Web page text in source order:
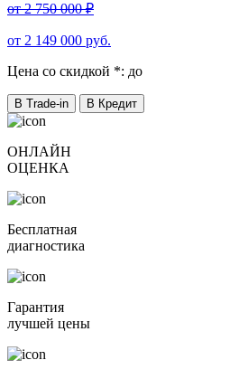
от2 750 000₽
от 2 149 000 руб.
Цена со скидкой *: до
В Trade-in В Кредит
ОНЛАЙН
ОЦЕНКА
Бесплатная
диагностика
Гарантия
лучшей цены